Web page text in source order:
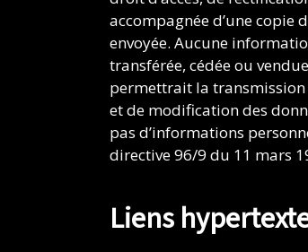
accompagnée d’une copie
envoyée. Aucune
transférée, cédée ou
permettrait la transmission
et de modification des
pas d’informations
directive 96/9 du 11 mars
Liens